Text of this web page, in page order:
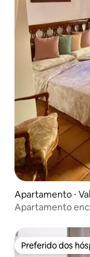
Apartamento ⋅
Apartamento
Preferido dos
Preferido dos